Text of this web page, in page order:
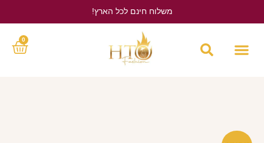
משלוח חינם לכל הארץ!
0